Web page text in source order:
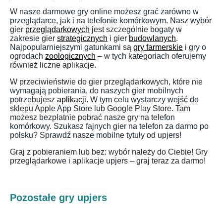
W nasze darmowe gry online możesz grać zarówno w
przeglądarce, jak i na telefonie komórkowym. Nasz wybór
gier przeglądarkowych jest szczególnie bogaty w
zakresie gier strategicznych i gier budowlanych.
Najpopularniejszymi gatunkami są gry farmerskie i gry o
ogrodach zoologicznych – w tych kategoriach oferujemy
również liczne aplikacje.
W przeciwieństwie do gier przeglądarkowych, które nie
wymagają pobierania, do naszych gier mobilnych
potrzebujesz aplikacji. W tym celu wystarczy wejść do
sklepu Apple App Store lub Google Play Store. Tam
możesz bezpłatnie pobrać nasze gry na telefon
komórkowy. Szukasz fajnych gier na telefon za darmo po
polsku? Sprawdź nasze mobilne tytuły od upjers!
Graj z pobieraniem lub bez: wybór należy do Ciebie! Gry
przeglądarkowe i aplikacje upjers – graj teraz za darmo!
Pozostałe gry upjers